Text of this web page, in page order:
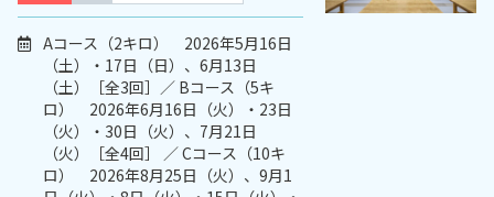
Aコース（2キロ） 2026年5月16日
（土）・17日（日）、6月13日
（土）［全3回］／ Bコース（5キ
ロ） 2026年6月16日（火）・23日
（火）・30日（火）、7月21日
（火）［全4回］ ／ Cコース（10キ
ロ） 2026年8月25日（火）、9月1